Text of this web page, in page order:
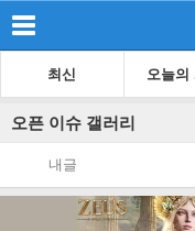
최신 오늘의
오픈 이슈 갤러리
내글